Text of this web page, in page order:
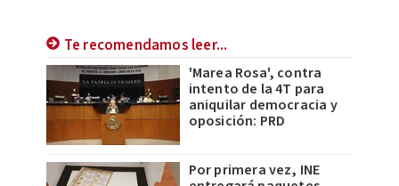
Te recomendamos leer...
'Marea Rosa', contra
intento de la 4T para
aniquilar democracia y
oposición: PRD
Por primera vez, INE